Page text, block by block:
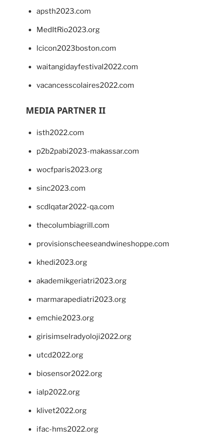
apsth2023.com
MedItRio2023.org
lcicon2023boston.com
waitangidayfestival2022.com
vacancesscolaires2022.com
MEDIA PARTNER II
isth2022.com
p2b2pabi2023-makassar.com
wocfparis2023.org
sinc2023.com
scdlqatar2022-qa.com
thecolumbiagrill.com
provisionscheeseandwineshoppe.com
khedi2023.org
akademikgeriatri2023.org
marmarapediatri2023.org
emchie2023.org
girisimselradyoloji2022.org
utcd2022.org
biosensor2022.org
ialp2022.org
klivet2022.org
ifac-hms2022.org